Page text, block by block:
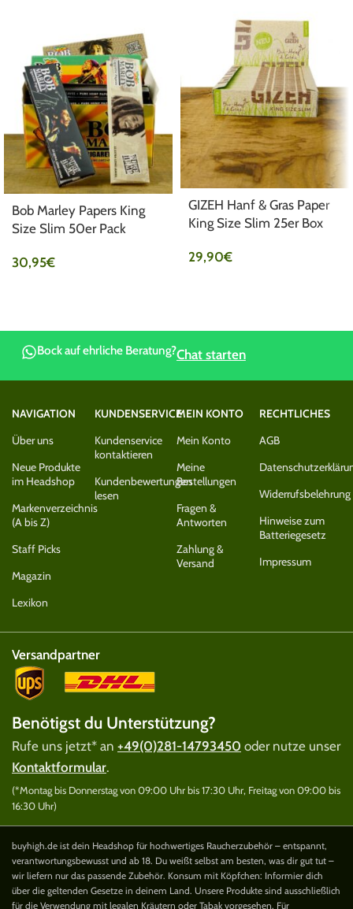
Bob Marley Papers King
Size Slim 50er Pack
30,95€
GIZEH Hanf & Gras Paper
King Size Slim 25er Box
29,90€
Bock auf ehrliche Beratung?Chat starten
NAVIGATION
Über uns
Neue Produkte
im Headshop
Markenverzeichnis
(A bis Z)
Staff Picks
Magazin
Lexikon
KUNDENSERVICE
Kundenservice
kontaktieren
Kundenbewertungen
lesen
MEIN KONTO
Mein Konto
Meine
Bestellungen
Fragen &
Antworten
Zahlung &
Versand
RECHTLICHES
AGB
Widerrufsbelehrung
Hinweise zum
Batteriegesetz
Impressum
Versandpartner
Benötigst du Unterstützung?
Rufe uns jetzt* an +49(0)281-14793450 oder nutze unser
Kontaktformular.
(*Montag bis Donnerstag von 09:00 Uhr bis 17:30 Uhr, Freitag von 09:00 bis
16:30 Uhr)
buyhigh.de ist dein Headshop für hochwertiges Raucherzubehör – entspannt,
verantwortungsbewusst und ab 18. Du weißt selbst am besten, was dir gut tut –
wir liefern nur das passende Zubehör. Konsum mit Köpfchen: Informier dich
über die geltenden Gesetze in deinem Land. Unsere Produkte sind ausschließlich
für die Verwendung mit legalen Kräutern oder Tabak vorgesehen. Für